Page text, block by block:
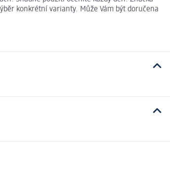
konkrétní varianty. Může Vám být doručena